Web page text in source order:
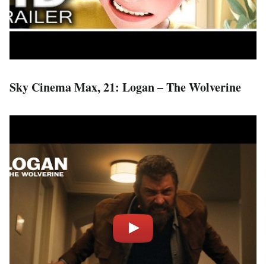
Sky Cinema Max, 21: Logan – The Wolverine